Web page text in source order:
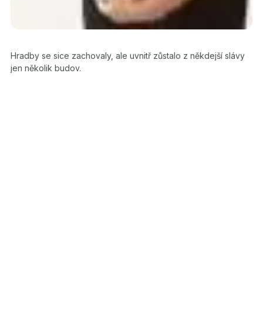
Hradby se sice zachovaly, ale uvnitř zůstalo z někdejší slávy
jen několik budov.